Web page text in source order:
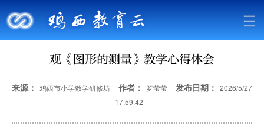
观《图形的测量》教学心得体会
来源： 鸡西市小学数学研修坊 作者： 罗莹莹 发布日期： 2026/5/27
17:59:42